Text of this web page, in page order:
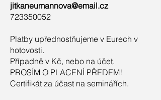
jitkaneumannova@email.cz
723350052
Platby upřednostňujeme v Eurech v
hotovosti.
Případně v Kč, nebo na účet.
PROSÍM O PLACENÍ PŘEDEM!
Certifikát za účast na seminářích.